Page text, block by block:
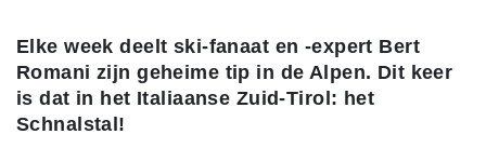
Elke week deelt ski-fanaat en -expert Bert
Romani zijn geheime tip in de Alpen. Dit keer
is dat in het Italiaanse Zuid-Tirol: het
Schnalstal!